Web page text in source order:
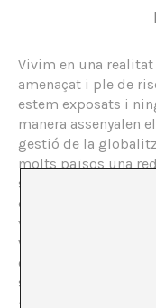
Vivim en una
amenaçat i ple de
estem exposats i
manera assenyalen
gestió de la
molts països una
sobirania i de la
qüestions que
vida dels seus
veus que defensen
diferent, com si «el
significació que
«factible». A l’última